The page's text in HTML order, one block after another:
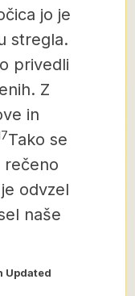
jo je
stregla.
privedli
Z
in
Tako se
rečeno
odvzel
naše
Updated